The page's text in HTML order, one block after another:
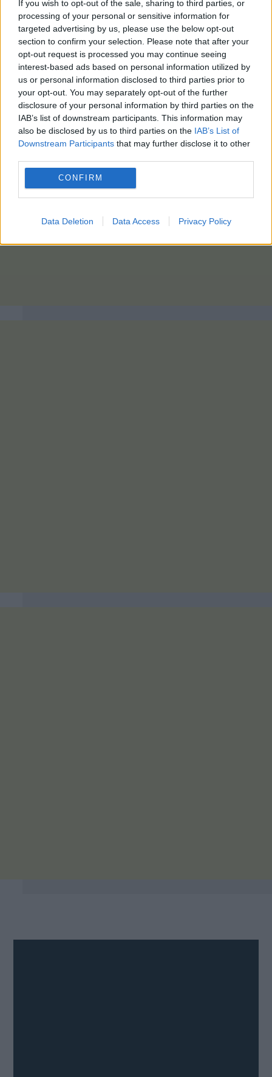
If you wish to opt-out of the sale, sharing to third parties, or
processing of your personal or sensitive information for
targeted advertising by us, please use the below opt-out
section to confirm your selection. Please note that after your
opt-out request is processed you may continue seeing
interest-based ads based on personal information utilized by
us or personal information disclosed to third parties prior to
your opt-out. You may separately opt-out of the further
disclosure of your personal information by third parties on the
IAB’s list of downstream participants. This information may
also be disclosed by us to third parties on the IAB’s List of
Downstream Participants that may further disclose it to other
CONFIRM
Data Deletion Data Access Privacy Policy